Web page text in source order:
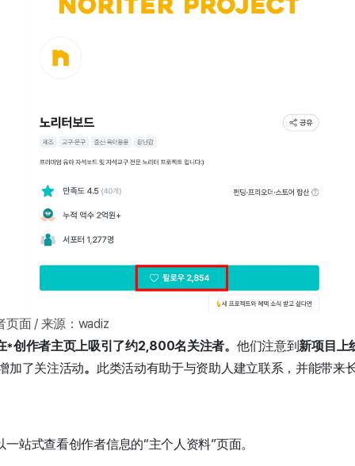
页面 / 来源：wadiz
*创作者主页上吸引了约2,800名关注者。 他们注意到新项目上
加了关注活动。 此类活动有助于与资助人建立联系，并能带来
站式查看创作者信息的“主个人资料”页面。